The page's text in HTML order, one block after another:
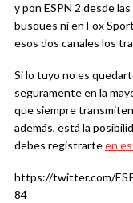
y pon ESPN 2 desde
busques ni en Fox
esos dos canales los
Si lo tuyo no es
seguramente en la
que siempre
además, está la
debes registrarteen
https://twitter.com/
84